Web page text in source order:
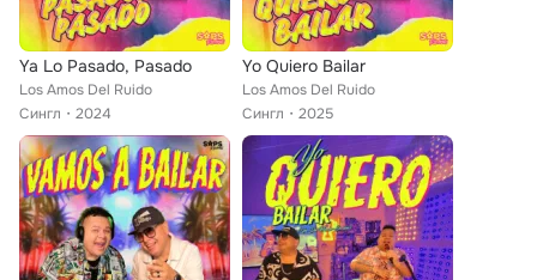
Ya Lo Pasado, Pasado
Los Amos Del Ruido
Сингл
2024
Yo Quiero Bailar
Los Amos Del Ruido
Сингл
2025